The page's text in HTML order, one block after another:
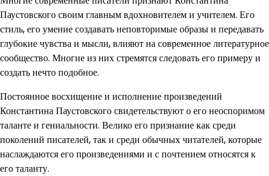
Паустовского своим главным вдохновителем и учителем. Его
стиль, его умение создавать неповторимые образы и передавать
глубокие чувства и мысли, влияют на современное литературное
сообщество. Многие из них стремятся следовать его примеру и
создать нечто подобное.
Постоянное восхищение и исполнение произведений
Константина Паустовского свидетельствуют о его неоспоримом
таланте и гениальности. Велико его признание как среди
поколений писателей, так и среди обычных читателей, которые
наслаждаются его произведениями и с почтением относятся к
его таланту.